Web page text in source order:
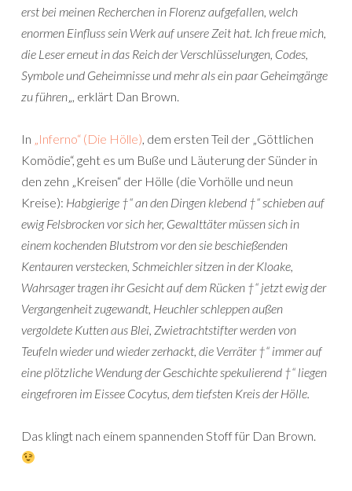
erst bei meinen Recherchen in Florenz aufgefallen, welch
enormen Einfluss sein Werk auf unsere Zeit hat. Ich freue mich,
die Leser erneut in das Reich der Verschlüsselungen, Codes,
Symbole und Geheimnisse und mehr als ein paar Geheimgänge
zu führen„, erklärt Dan Brown.
In „Inferno“ (Die Hölle), dem ersten Teil der „Göttlichen
Komödie“, geht es um Buße und Läuterung der Sünder in
den zehn „Kreisen“ der Hölle (die Vorhölle und neun
Kreise): Habgierige †“ an den Dingen klebend †“ schieben auf
ewig Felsbrocken vor sich her, Gewalttäter müssen sich in
einem kochenden Blutstrom vor den sie beschießenden
Kentauren verstecken, Schmeichler sitzen in der Kloake,
Wahrsager tragen ihr Gesicht auf dem Rücken †“ jetzt ewig der
Vergangenheit zugewandt, Heuchler schleppen außen
vergoldete Kutten aus Blei, Zwietrachtstifter werden von
Teufeln wieder und wieder zerhackt, die Verräter †“ immer auf
eine plötzliche Wendung der Geschichte spekulierend †“ liegen
eingefroren im Eissee Cocytus, dem tiefsten Kreis der Hölle.
Das klingt nach einem spannenden Stoff für Dan Brown.